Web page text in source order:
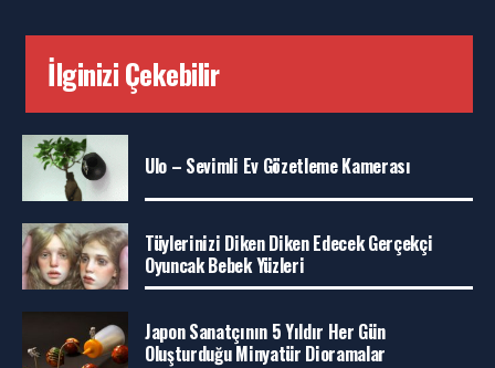
İlginizi Çekebilir
Ulo – Sevimli Ev Gözetleme Kamerası
Tüylerinizi Diken Diken Edecek Gerçekçi
Oyuncak Bebek Yüzleri
Japon Sanatçının 5 Yıldır Her Gün
Oluşturduğu Minyatür Dioramalar